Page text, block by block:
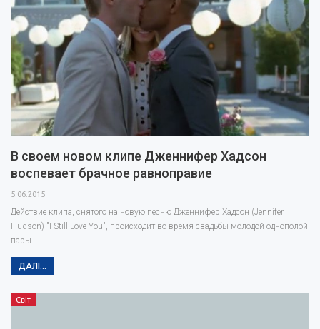
В своем новом клипе Дженнифер Хадсон
воспевает брачное равноправие
5.06.2015
Действие клипа, снятого на новую песню Дженнифер Хадсон (Jennifer
Hudson) "I Still Love You", происходит во время свадьбы молодой однополой
пары.
ДАЛІ...
Світ